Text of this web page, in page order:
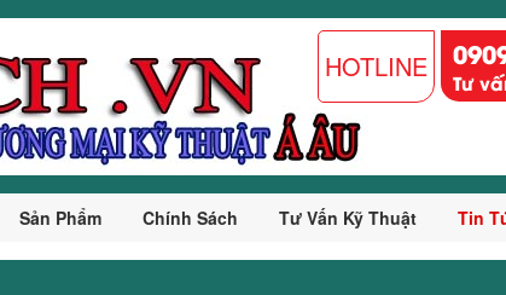
HOTLINE Tư
Sản Phẩm Chính Sách Tư Vấn Kỹ Thuật Tin